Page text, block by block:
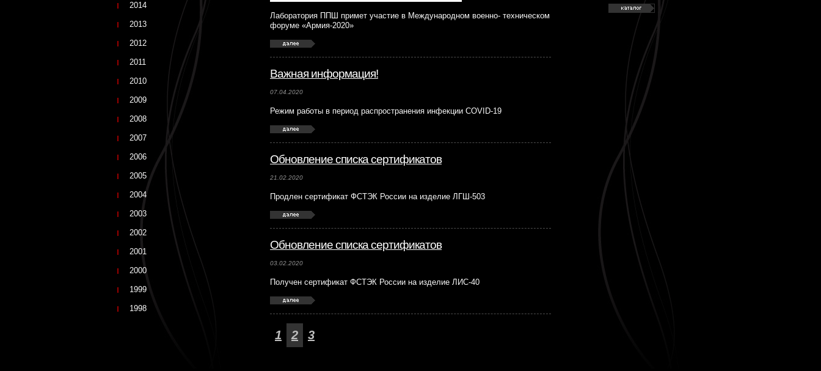
Лаборатория ППШ примет участие в Международном военно- техническом
форуме «Армия-2020»
Важная информация!
07.04.2020
Режим работы в период распространения инфекции COVID-19
Обновление списка сертификатов
21.02.2020
Продлен сертификат ФСТЭК России на изделие ЛГШ-503
Обновление списка сертификатов
03.02.2020
Получен сертификат ФСТЭК России на изделие ЛИС-40
1 2 3
2014
2013
2012
2011
2010
2009
2008
2007
2006
2005
2004
2003
2002
2001
2000
1999
1998